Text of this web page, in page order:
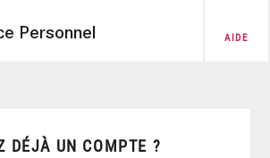
Personnel AIDE
DÉJÀ UN COMPTE ?